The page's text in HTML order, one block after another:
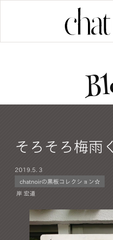
そろそろ梅雨
2019. 5. 3
chatnoirの黒板コレクション☆
岸 宏道